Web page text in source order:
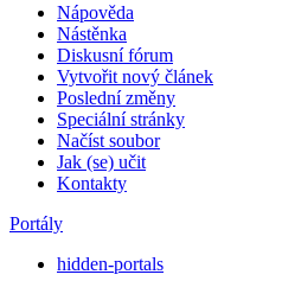
Nápověda
Nástěnka
Diskusní fórum
Vytvořit nový článek
Poslední změny
Speciální stránky
Načíst soubor
Jak (se) učit
Kontakty
Portály
hidden-portals